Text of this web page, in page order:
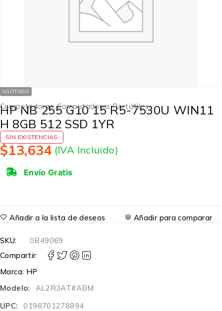
AGOTADO
Computadoras,Computadoras Portátiles
HP NB 255 G10 15 R5-7530U WIN11
H 8GB 512 SSD 1YR
SIN EXISTENCIAS
$13,634 (IVA Incluido)
Envío Gratis
Añadir a la lista de deseos Añadir para comparar
SKU:
0B49069
Compartir:
Marca: HP
Modelo:
AL2R3AT#ABM
UPC:
0198701278894